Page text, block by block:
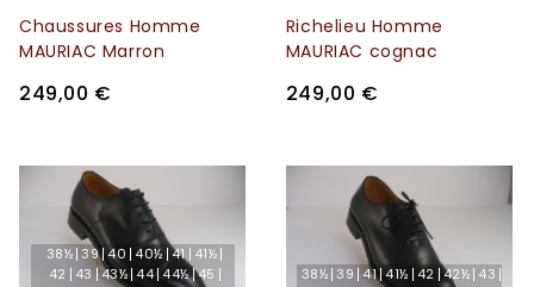
Chaussures Homme
MAURIAC Marron
249,00 €
Richelieu Homme
MAURIAC cognac
249,00 €
38½ 39 40 40½ 41 41½
42
43 43½ 44 44½ 45
38½ 39 41 41½ 42 42½ 43